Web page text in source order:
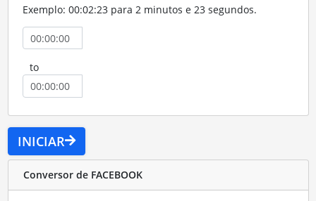
Exemplo: 00:02:23 para 2 minutos e 23 segundos.
to
INICIAR
Conversor de FACEBOOK